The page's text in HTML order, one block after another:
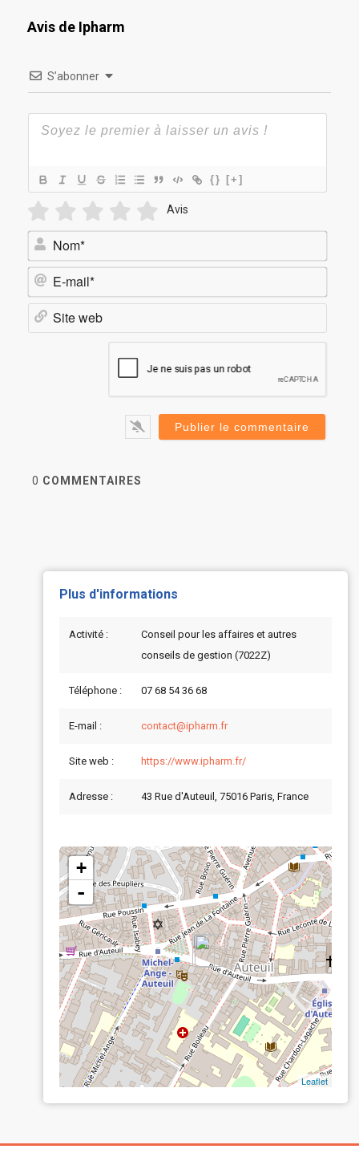
Avis de Ipharm
S’abonner
{} [+]
Avis
Nom*
E-
0 COMMENTAIRES
Plus d'informations
Activité :
Conseil pour les affaires et autres
conseils de gestion (7022Z)
Téléphone : 07 68 54 36 68
E-mail : contact@ipharm.fr
Site web : https://www.ipharm.fr/
Adresse : 43 Rue d'Auteuil, 75016 Paris, France
+
-
Leaflet